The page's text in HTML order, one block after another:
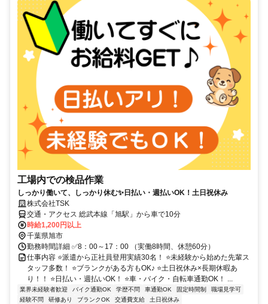
工場内での検品作業
しっかり働いて、しっかり休む✨日払い・週払いOK！土日祝休み
株式会社TSK
交通・アクセス 総武本線「旭駅」から車で10分
時給1,200円以上
千葉県旭市
勤務時間詳細 ✅8：00～17：00 （実働8時間、休憩60分）
仕事内容 ⭐派遣から正社員登用実績30名！ ⭐未経験から始めた先輩ス
タッフ多数！ ⭐ブランクがある方もOK♪ ⭐土日祝休み×長期休暇あ
り！！ ⭐日払い・週払いOK！ ⭐車・バイク・自転車通勤OK！ ...
業界未経験者歓迎 バイク通勤OK 学歴不問 車通勤OK 固定時間制
職場見学可
経験不問
研修あり ブランクOK 交通費支給 土日祝休み